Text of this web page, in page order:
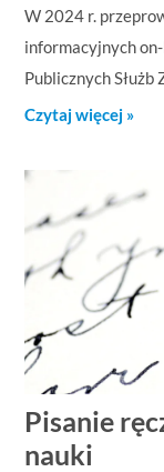
W 2024 r.
informacyjnych
Publicznych Służb
Czytaj więcej »
Pisanie
nauki